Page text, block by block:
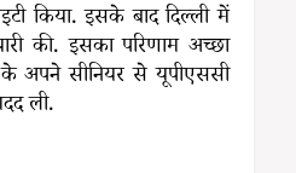
किया. इसके बाद दिल्ली में
की. इसका परिणाम अच्छा
अपने सीनियर से यूपीएससी
ली.